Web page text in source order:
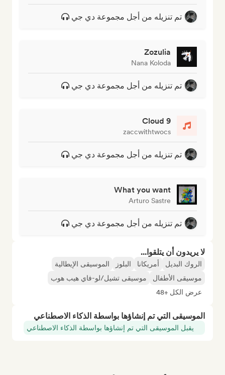
تم تنزيله من أجل مجموعة دي جي
Zozulia
Nana Koloda
تم تنزيله من أجل مجموعة دي جي
Cloud 9
zaccwithtwocs
تم تنزيله من أجل مجموعة دي جي
What you want
Arturo Sastre
تم تنزيله من أجل مجموعة دي جي
لا يريدون أن يتلقوا...
الروك البديل أمريكانا البلوز
الموسيقى الإيطالية
موسيقى الأطفال
موسيقى تشيل/لو-فاي هيب هوب
عرض الكل +48
الموسيقى التي تم إنشاؤها بواسطة الذكاء الاصطناعي
يقبل الموسيقى التي تم إنشاؤها بواسطة الذكاء الاصطناعي